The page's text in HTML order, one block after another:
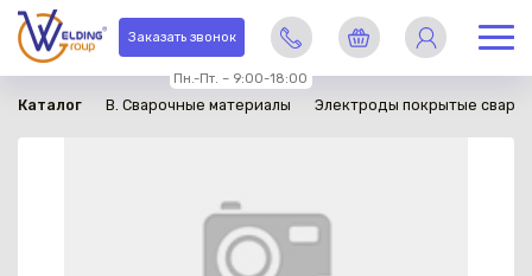
Заказать звонок
Пн.-Пт. – 9:00-18:00
Каталог B. Сварочные материалы Электроды покрытые
в наличии